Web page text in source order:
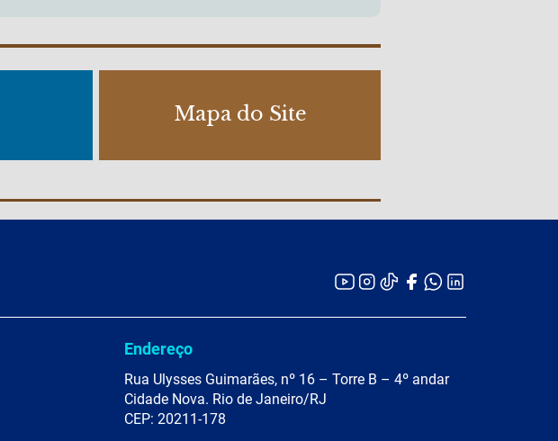
Mapa do Site
Endereço
Rua Ulysses Guimarães, nº 16 – Torre B – 4º andar
Cidade Nova. Rio de Janeiro/RJ
CEP: 20211-178